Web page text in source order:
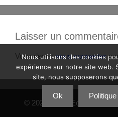
Laisser un
Vous devezvous connecter
© 2026 CIQ d'Eoures •
Nous utilisons des cookies
expérience sur notre site web.
site, nous supposerons
Ok